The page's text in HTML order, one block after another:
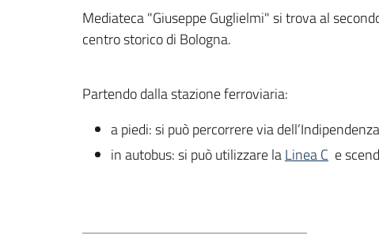
Mediateca "Giuseppe Guglielmi" si trova al
centro storico di Bologna.
Partendo dalla stazione ferroviaria:
a piedi: si può percorrere via
in autobus: si può utilizzare laLinea C e